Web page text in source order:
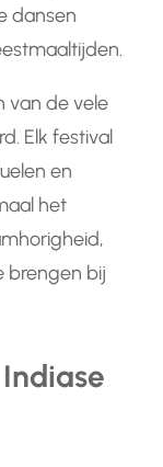
dansen
van de vele
Elk festival
en
het
brengen bij